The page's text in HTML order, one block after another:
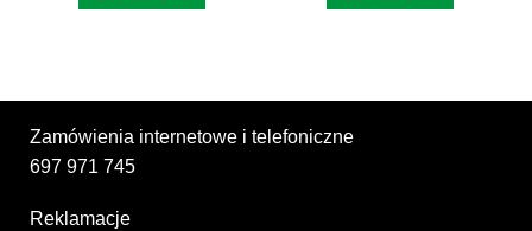
Zamówienia internetowe i telefoniczne
697 971 745
Reklamacje